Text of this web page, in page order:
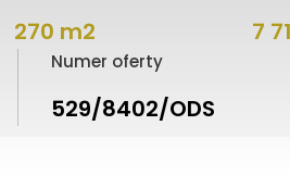
270 m2 7
Numer oferty
529/8402/ODS